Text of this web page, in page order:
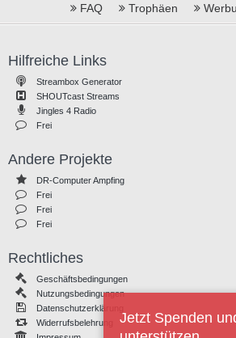
FAQ Trophäen
Hilfreiche Links
Streambox Generator
SHOUTcast Streams
Jingles 4 Radio
Frei
Andere Projekte
DR-Computer Ampfing
Frei
Frei
Frei
Rechtliches
Geschäftsbedingungen
Nutzungsbedingungen
Datenschutzerklärung
Widerrufsbelehrung
Jetzt Spenden